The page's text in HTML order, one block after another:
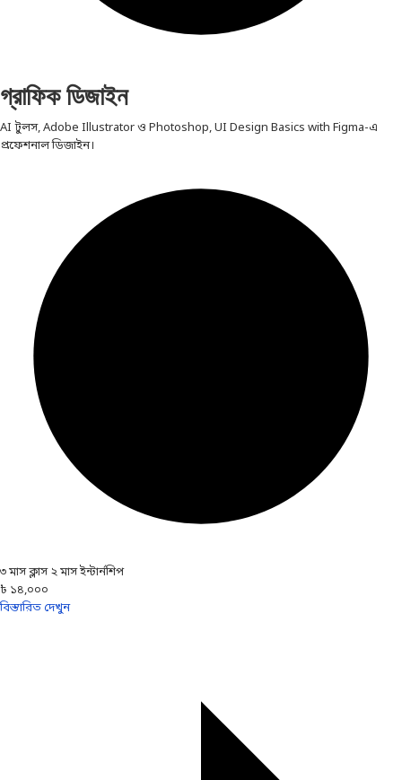
গ্রাফিক ডিজাইন
AI টুলস, Adobe Illustrator ও Photoshop, UI Design Basics with Figma-এ
প্রফেশনাল ডিজাইন।
৩ মাস ক্লাস ২ মাস ইন্টার্নশিপ
৳ ১৪,০০০
বিস্তারিত দেখুন